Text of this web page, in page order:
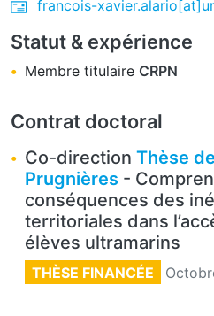
francois-
Statut & expérience
Membre titulaire CRPN
Contrat doctoral
Co-direction Thèse
Prugnières -
conséquences des
territoriales dans
élèves ultramarins
THÈSE FINANCÉE